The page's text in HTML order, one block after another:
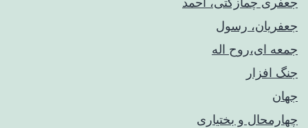
جعفریان، رسول
جمعه ای،روح اله
جنگ افزار
جهان
چهارمحال و بختیاری